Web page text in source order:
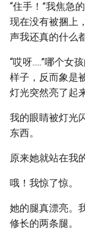
“住手！”我焦急
现在没有被捆上
声我还真的什么
“哎呀.....”哪个女
样子，反而象是
灯光突然亮了起来
我的眼睛被灯光
东西。
原来她就站在我
哦！我惊了惊。
她的腿真漂亮。
修长的两条腿。